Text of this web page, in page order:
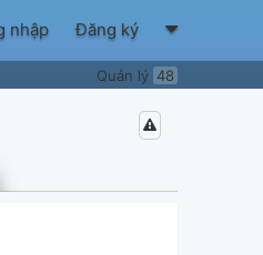
nhập Đăng ký
Quản lý 48